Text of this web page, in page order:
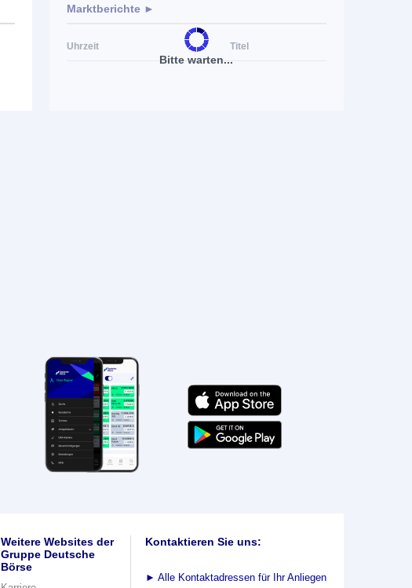
Bitte warten...
Marktberichte ►
Uhrzeit Titel
Weitere Websites der
Gruppe Deutsche
Börse
Kontaktieren Sie uns:
► Alle Kontaktadressen für Ihr Anliegen